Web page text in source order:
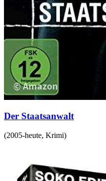
Der Staatsanwalt
(2005-heute, Krimi)